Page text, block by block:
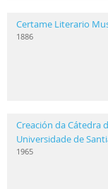
Certame Literario
1886
Creación da Cátedra
Universidade de
1965